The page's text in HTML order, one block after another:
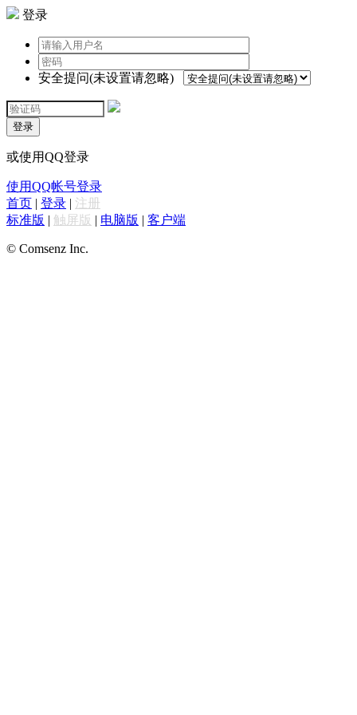
登录
安全提问(未设置请忽略)
登录
或使用QQ登录
使用QQ帐号登录
首页 | 登录 | 注册
标准版 | 触屏版 | 电脑版 | 客户端
© Comsenz Inc.